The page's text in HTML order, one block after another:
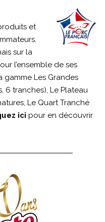
et
sur la
l’ensemble de ses
gamme Les Grandes
6 tranches), Le Plateau
Le Quart Tranché
ici pour en découvrir